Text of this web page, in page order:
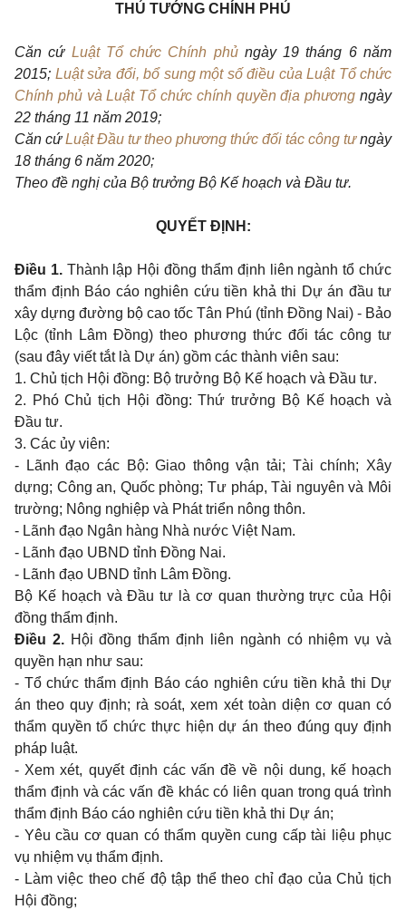
THỦ TƯỚNG CHÍNH PHỦ
Căn cứ Luật Tổ chức Chính phủ ngày 19 tháng 6 năm
2015; Luật sửa đổi, bổ sung một số điều của Luật Tổ chức
Chính phủ và Luật Tổ chức chính quyền địa phương ngày
22 tháng 11 năm 2019;
Căn cứLuật Đầu tư theo phương thức đối tác công tưngày
18 tháng 6 năm 2020;
Theo đề nghị của Bộ trưởng Bộ Kế hoạch và Đầu tư.
QUYẾT ĐỊNH:
Điều 1.Thành lập Hội đồng thẩm định liên ngành tổ chức
thẩm định Báo cáo nghiên cứu tiền khả thi Dự án đầu tư
xây dựng đường bộ cao tốc Tân Phú (tỉnh Đồng Nai) - Bảo
Lộc (tỉnh Lâm Đồng) theo phương thức đối tác công tư
(sau đây viết tắt là Dự án) gồm các thành viên sau:
1. Chủ tịch Hội đồng: Bộ trưởng Bộ Kế hoạch và Đầu tư.
2. Phó Chủ tịch Hội đồng: Thứ trưởng Bộ Kế hoạch và
Đầu tư.
3. Các ủy viên:
- Lãnh đạo các Bộ: Giao thông vận tải; Tài chính; Xây
dựng; Công an, Quốc phòng; Tư pháp, Tài nguyên và Môi
trường; Nông nghiệp và Phát triển nông thôn.
- Lãnh đạo Ngân hàng Nhà nước Việt Nam.
- Lãnh đạo UBND tỉnh Đồng Nai.
- Lãnh đạo UBND tỉnh Lâm Đồng.
Bộ Kế hoạch và Đầu tư là cơ quan thường trực của Hội
đồng thẩm định.
Điều 2.Hội đồng thẩm định liên ngành có nhiệm vụ và
quyền hạn như sau:
- Tổ chức thẩm định Báo cáo nghiên cứu tiền khả thi Dự
án theo quy định; rà soát, xem xét toàn diện cơ quan có
thẩm quyền tổ chức thực hiện dự án theo đúng quy định
pháp luật.
- Xem xét, quyết định các vấn đề về nội dung, kế hoạch
thẩm định và các vấn đề khác có liên quan trong quá trình
thẩm định Báo cáo nghiên cứu tiền khả thi Dự án;
- Yêu cầu cơ quan có thẩm quyền cung cấp tài liệu phục
vụ nhiệm vụ thẩm định.
- Làm việc theo chế độ tập thể theo chỉ đạo của Chủ tịch
Hội đồng;